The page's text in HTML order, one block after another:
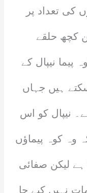
کی تعداد پر
کچھ حلقے
نیپال کے
ہیں جہاں
نیپال کو اس
وہ کوہ پیماؤں
ہے لیکن صفائی
نہیں کیے جا